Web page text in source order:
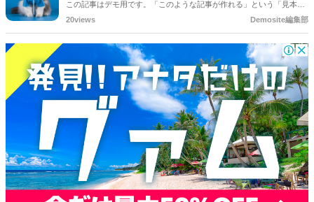
この記事はデモ用です。「このような記事が作れる」という「見本」
としてご確認ください。
20views Demosite編集部